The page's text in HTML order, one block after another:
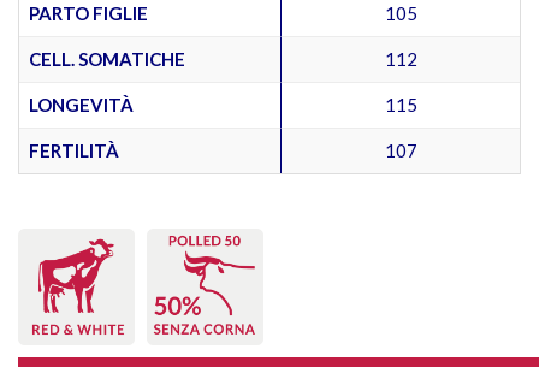
PARTO FIGLIE 105
CELL. SOMATICHE 112
LONGEVITÀ 115
FERTILITÀ 107